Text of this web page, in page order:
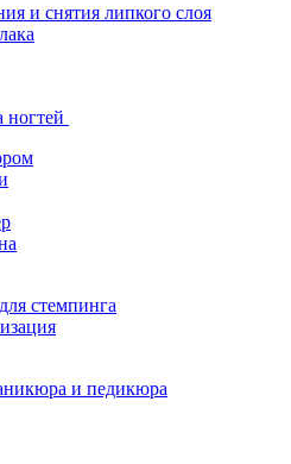
и снятия липкого слоя
ногтей
стемпинга
и педикюра